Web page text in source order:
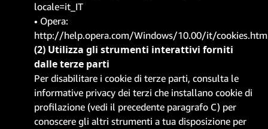
locale=it_IT
• Opera:
http://help.opera.com/Windows/10.00/it/
(2) Utilizza gli strumenti interattivi forniti
dalle terze parti
Per disabilitare i cookie di terze parti, consulta le
informative privacy dei terzi che installano cookie di
profilazione (vedi il precedente paragrafo C) per
conoscere gli altri strumenti a tua disposizione per